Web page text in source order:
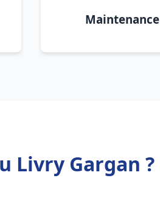
Maintenance
Livry Gargan ?